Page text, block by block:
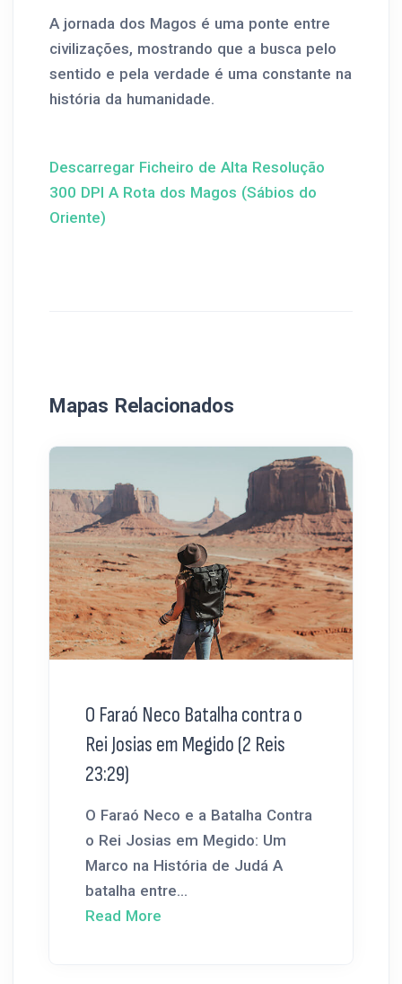
A jornada dos Magos é uma ponte entre
civilizações, mostrando que a busca pelo
sentido e pela verdade é uma constante na
história da humanidade.
Descarregar Ficheiro de Alta Resolução
300 DPI A Rota dos Magos (Sábios do
Oriente)
Mapas Relacionados
O Faraó Neco Batalha contra o
Rei Josias em Megido (2 Reis
23:29)
O Faraó Neco e a Batalha Contra
o Rei Josias em Megido: Um
Marco na História de Judá A
batalha entre...
Read More